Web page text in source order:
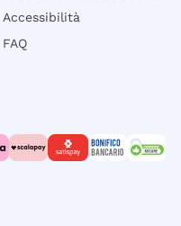
Accessibilità
FAQ